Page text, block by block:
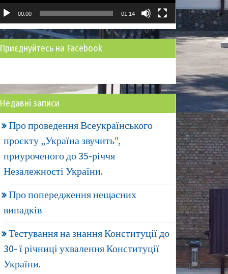
00:00 01:14
Приєднуйтесь на Facebook
Недавні записи
Про проведення Всеукраїнського
проєкту „Україна звучить“,
приуроченого до 35-річчя
Незалежності України.
Про попередження нещасних
випадків
Тестування на знання Конституції до
30- ї річниці ухвалення Конституції
України.